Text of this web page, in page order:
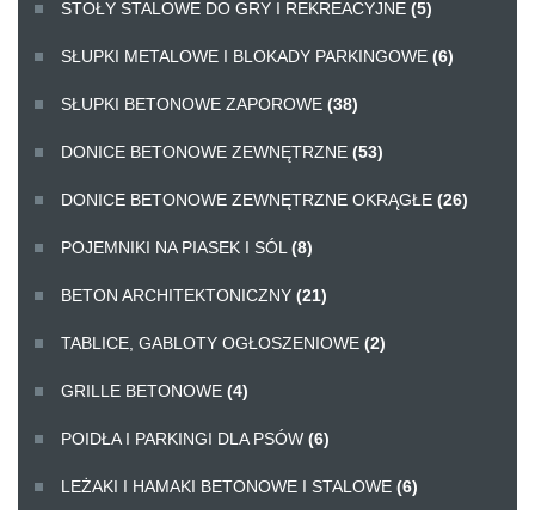
STOŁY STALOWE DO GRY I REKREACYJNE (5)
SŁUPKI METALOWE I BLOKADY PARKINGOWE (6)
SŁUPKI BETONOWE ZAPOROWE (38)
DONICE BETONOWE ZEWNĘTRZNE (53)
DONICE BETONOWE ZEWNĘTRZNE OKRĄGŁE (26)
POJEMNIKI NA PIASEK I SÓL (8)
BETON ARCHITEKTONICZNY (21)
TABLICE, GABLOTY OGŁOSZENIOWE (2)
GRILLE BETONOWE (4)
POIDŁA I PARKINGI DLA PSÓW (6)
LEŻAKI I HAMAKI BETONOWE I STALOWE (6)